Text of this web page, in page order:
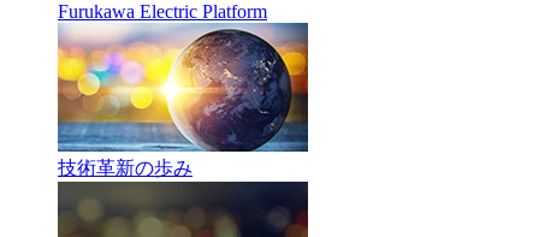
Furukawa Electric Platform
技術革新の歩み